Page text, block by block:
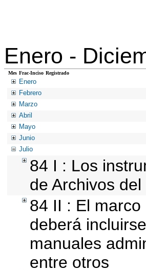
Enero -
Mes Frac-Inciso Registrado
Enero
Febrero
Marzo
Abril
Mayo
Junio
Julio
84 I : Los
de Archivos
84 II : El
deberá
manuales
entre otros